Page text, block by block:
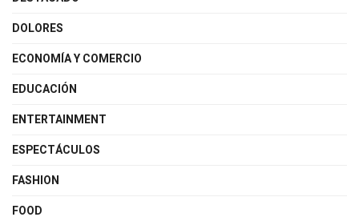
DOLORES
ECONOMÍA Y COMERCIO
EDUCACIÓN
ENTERTAINMENT
ESPECTÁCULOS
FASHION
FOOD